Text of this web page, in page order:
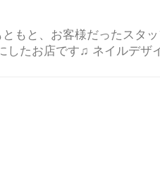
もと、お客様だったスタ
したお店です♫ ネイルデザ